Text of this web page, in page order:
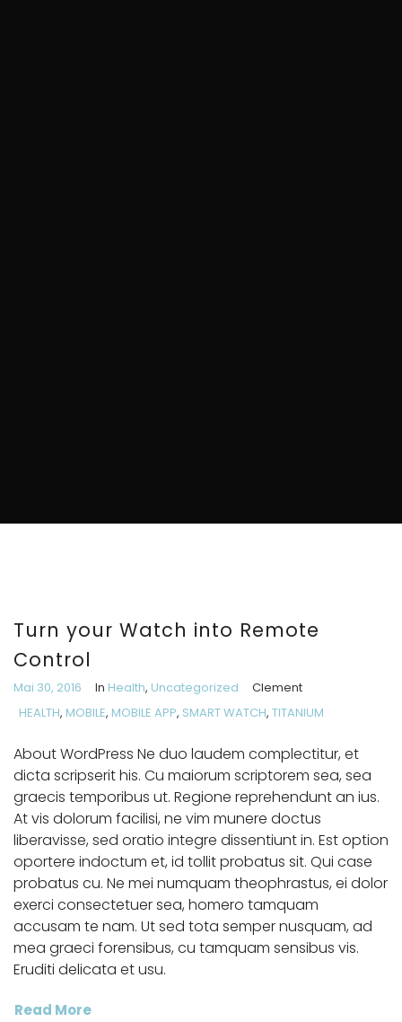
Turn your Watch into Remote
Control
Mai 30, 2016 In Health, Uncategorized
Clement
HEALTH, MOBILE, MOBILE APP, SMART WATCH, TITANIUM
About WordPress Ne duo laudem complectitur, et
dicta scripserit his. Cu maiorum scriptorem sea, sea
graecis temporibus ut. Regione reprehendunt an ius.
At vis dolorum facilisi, ne vim munere doctus
liberavisse, sed oratio integre dissentiunt in. Est option
oportere indoctum et, id tollit probatus sit. Qui case
probatus cu. Ne mei numquam theophrastus, ei dolor
exerci consectetuer sea, homero tamquam
accusam te nam. Ut sed tota semper nusquam, ad
mea graeci forensibus, cu tamquam sensibus vis.
Eruditi delicata et usu.
Read More